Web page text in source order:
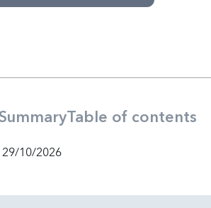
Table of contents
29/10/2026